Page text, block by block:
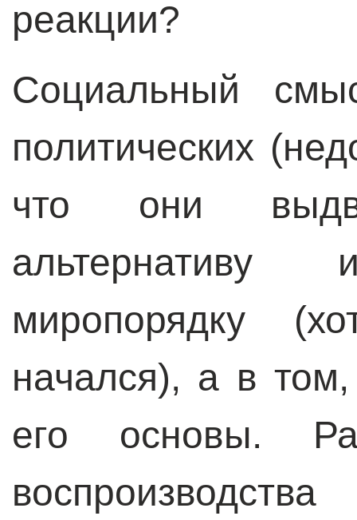
реакции?
Социальный
политических
что они
альтернативу
миропорядку
начался), а в
его основы.